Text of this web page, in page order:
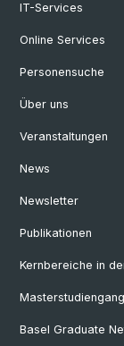
IT-Services
Online Services
Personensuche
Über uns
Veranstaltungen
News
Newsletter
Publikationen
Kernbereiche in
Basel Graduate